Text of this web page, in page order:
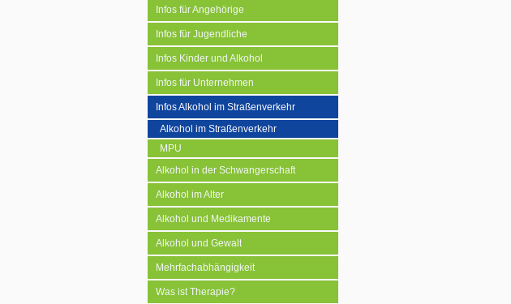
Infos für Angehörige
Infos für Jugendliche
Infos Kinder und Alkohol
Infos für Unternehmen
Infos Alkohol im Straßenverkehr
Alkohol im Straßenverkehr
MPU
Alkohol in der Schwangerschaft
Alkohol im Alter
Alkohol und Medikamente
Alkohol und Gewalt
Mehrfachabhängigkeit
Was ist Therapie?